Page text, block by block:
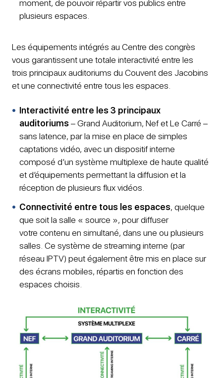
moment, de pouvoir répartir vos publics entre
plusieurs espaces.
Les équipements intégrés au Centre des congrès
vous garantissent une totale interactivité entre les
trois principaux auditoriums du Couvent des Jacobins
et une connectivité entre tous les espaces.
Interactivité entre les 3 principaux
auditoriums– Grand Auditorium, Nef et Le Carré –
sans latence, par la mise en place de simples
captations vidéo, avec un dispositif interne
composé d’un système multiplexe de haute qualité
et d’équipements permettant la diffusion et la
réception de plusieurs flux vidéos.
Connectivité entre tous les espaces, quelque
que soit la salle « source », pour diffuser
votre contenu en simultané, dans une ou plusieurs
salles. Ce système de streaming interne (par
réseau IPTV) peut également être mis en place sur
des écrans mobiles, répartis en fonction des
espaces choisis. ​